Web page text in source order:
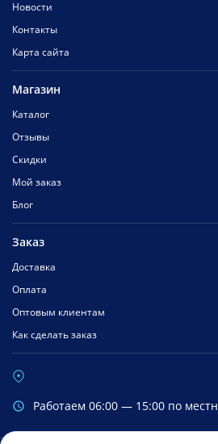
Новости
Контакты
Карта сайта
Магазин
Каталог
Отзывы
Скидки
Мой заказ
Блог
Заказ
Доставка
Оплата
Оптовым клиентам
Как сделать заказ
Работаем 06:00 — 15:00 по